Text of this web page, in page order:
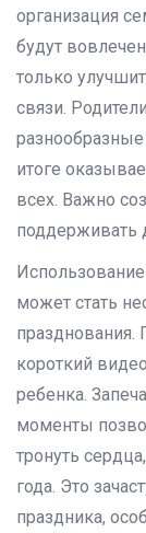
организация
будут
только
связи.
итоге
всех. Важно
поддерживать
может стать
празднования.
короткий
ребенка.
моменты
тронуть
года. Это
праздника,